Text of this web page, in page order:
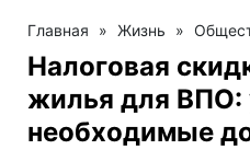
Главная » Жизнь »
Налоговая
жилья для ВПО:
необходимые